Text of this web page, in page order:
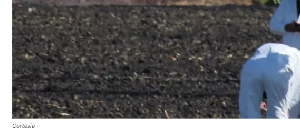
Cortesía